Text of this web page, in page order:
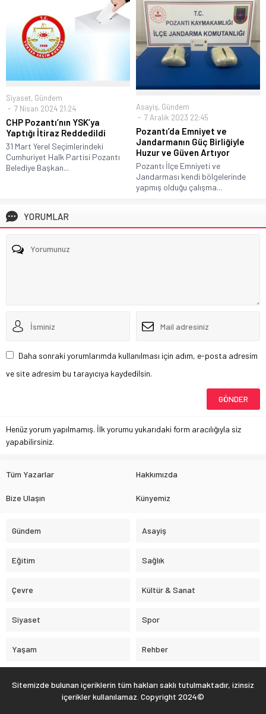
Siyaset, Gündem
7 Nisan 2024 21:24
CHP Pozantı’nın YSK’ya
Yaptığı İtiraz Reddedildi
31 Mart Yerel Seçimlerindeki
Cumhuriyet Halk Partisi Pozantı
Belediye Başkan...
Asayiş, Gündem
7 Aralık 2023 22:45
Pozantı’da Emniyet ve
Jandarmanın Güç Birliğiyle
Huzur ve Güven Artıyor
Pozantı İlçe Emniyeti ve
Jandarması kendi bölgelerinde
yapmış olduğu çalışma...
YORUMLAR
Daha sonraki yorumlarımda kullanılması için adım, e-posta adresim
ve site adresim bu tarayıcıya kaydedilsin.
Henüz yorum yapılmamış. İlk yorumu yukarıdaki form aracılığıyla siz
yapabilirsiniz.
Tüm Yazarlar Hakkımızda
Bize Ulaşın Künyemiz
Gündem Asayiş
Eğitim Sağlık
Çevre Kültür & Sanat
Siyaset Spor
Yaşam Rehber
Sitemizde bulunan içeriklerin tüm hakları saklı tutulmaktadır, izinsiz
içerikler kullanılamaz. Copyright 2024©